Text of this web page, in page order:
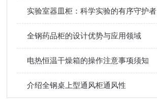
实验室器皿柜：科学实验的有序守护者
全钢药品柜的设计优势与应用领域
电热恒温干燥箱的操作注意事项须知
介绍全钢桌上型通风柜通风性